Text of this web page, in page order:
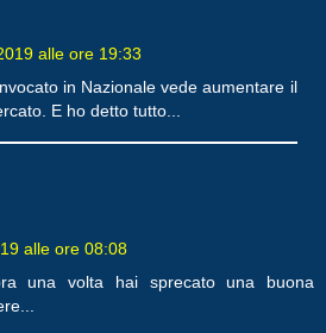
alle ore 19:33
in Nazionale vede aumentare il
E ho detto tutto...
alle ore 08:08
una volta hai sprecato una buona